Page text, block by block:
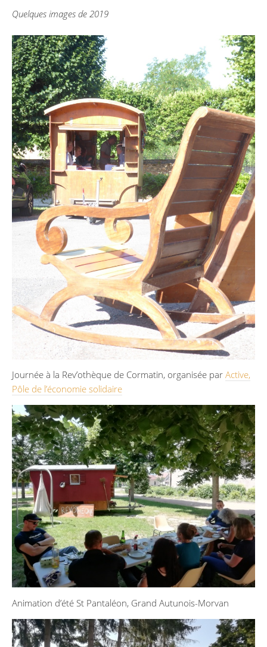
Quelques images de 2019
Journée à la Rev’othèque de Cormatin, organisée par Active,
Pôle de l’économie solidaire
Animation d’été St Pantaléon, Grand Autunois-Morvan